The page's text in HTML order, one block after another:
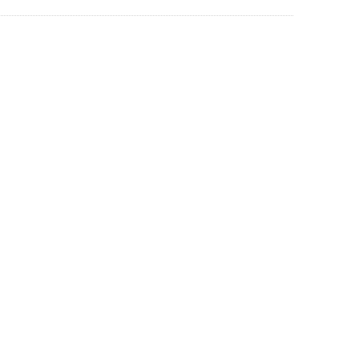
Sie im dafür vorgesehenen Feld Ihre E-Mail-
nur für die Bearbeiter*innen sichtbar. Bei
Bilder hochladen.